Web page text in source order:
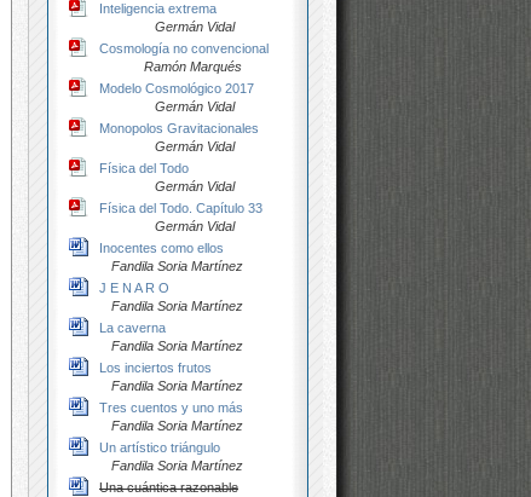
Inteligencia extrema
Germán Vidal
Cosmología no convencional
Ramón Marqués
Modelo Cosmológico 2017
Germán Vidal
Monopolos Gravitacionales
Germán Vidal
Física del Todo
Germán Vidal
Física del Todo. Capítulo 33
Germán Vidal
Inocentes como ellos
Fandila Soria Martínez
J E N A R O
Fandila Soria Martínez
La caverna
Fandila Soria Martínez
Los inciertos frutos
Fandila Soria Martínez
Tres cuentos y uno más
Fandila Soria Martínez
Un artístico triángulo
Fandila Soria Martínez
Una cuántica razonable